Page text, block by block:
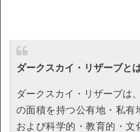
ダークスカイ・リザーブと
ダークスカイ・リザーブは
の面積を持つ公有地・私有
および科学的・教育的・文